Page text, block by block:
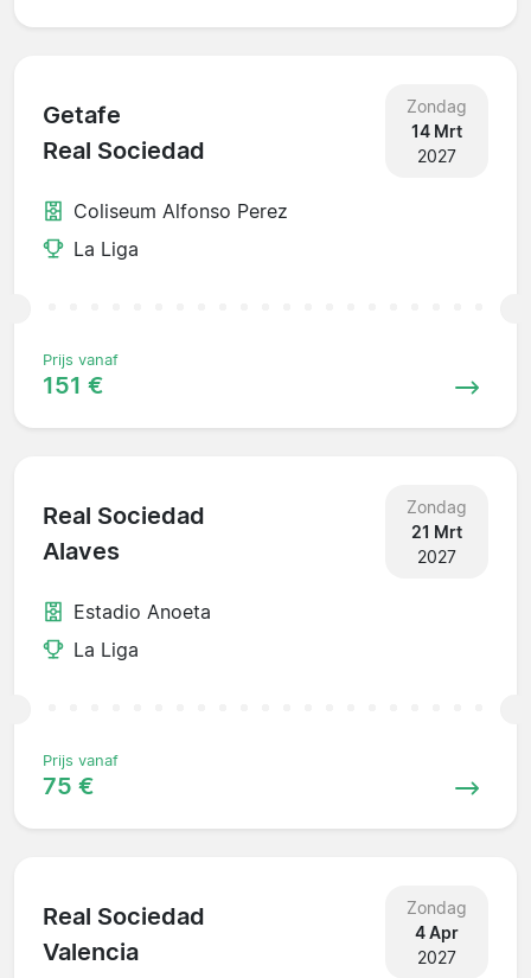
Getafe
Real Sociedad
Zondag
14 Mrt
2027
Coliseum Alfonso Perez
La Liga
Prijs vanaf
151 €
Real Sociedad
Alaves
Zondag
21 Mrt
2027
Estadio Anoeta
La Liga
Prijs vanaf
75 €
Real Sociedad
Valencia
Zondag
4 Apr
2027